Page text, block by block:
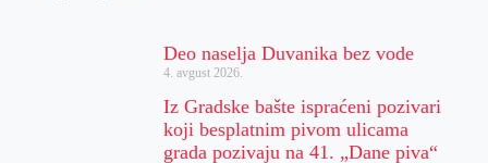
Deo naselja Duvanika bez vode
4. avgust 2026.
Iz Gradske bašte ispraćeni pozivari
koji besplatnim pivom ulicama
grada pozivaju na 41. „Dane piva“